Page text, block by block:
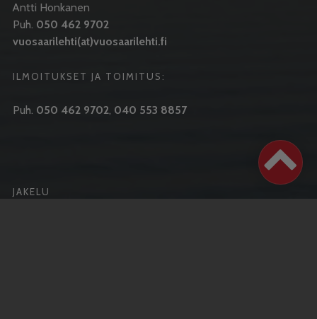
Antti Honkanen
Puh. 050 462 9702
vuosaarilehti(at)vuosaarilehti.fi
ILMOITUKSET JA TOIMITUS:
Puh. 050 462 9702, 040 553 8857
JAKELU